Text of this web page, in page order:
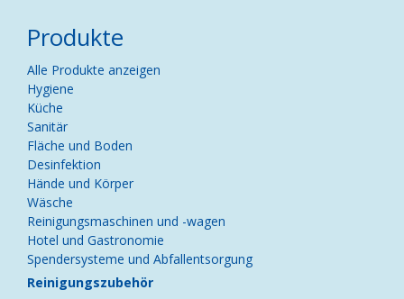
Produkte
Navigation
überspringen
Alle Produkte anzeigen
Hygiene
Küche
Sanitär
Fläche und Boden
Desinfektion
Hände und Körper
Wäsche
Reinigungsmaschinen und -wagen
Hotel und Gastronomie
Spendersysteme und Abfallentsorgung
Reinigungszubehör